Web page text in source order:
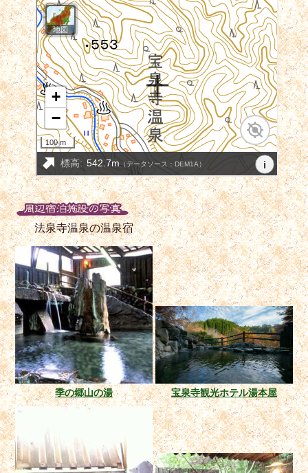
法泉寺温泉の温泉宿
季の郷山の湯 宝泉寺観光ホテル湯本屋